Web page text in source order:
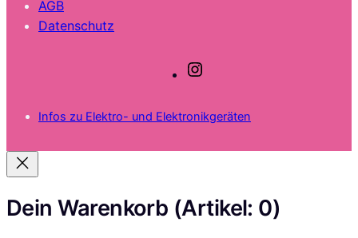
AGB
Datenschutz
t
m
Infos zu Elektro- und Elektronikgeräten
Dein Warenkorb (Artikel: 0)